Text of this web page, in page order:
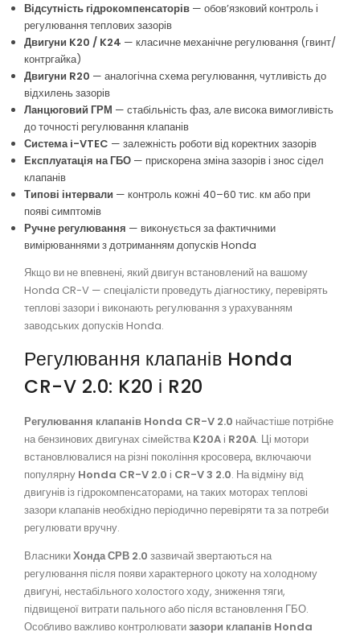
Відсутність гідрокомпенсаторів — обов’язковий контроль і
регулювання теплових зазорів
Двигуни K20 / K24 — класичне механічне регулювання (гвинт/
контргайка)
Двигуни R20 — аналогічна схема регулювання, чутливість до
відхилень зазорів
Ланцюговий ГРМ — стабільність фаз, але висока вимогливість
до точності регулювання клапанів
Система i-VTEC — залежність роботи від коректних зазорів
Експлуатація на ГБО — прискорена зміна зазорів і знос сідел
клапанів
Типові інтервали — контроль кожні 40–60 тис. км або при
появі симптомів
Ручне регулювання — виконується за фактичними
вимірюваннями з дотриманням допусків Honda
Якщо ви не впевнені, який двигун встановлений на вашому
Honda CR-V — спеціалісти проведуть діагностику, перевірять
теплові зазори і виконають регулювання з урахуванням
заводських допусків Honda.
Регулювання клапанів Honda
CR-V 2.0: K20 і R20
Регулювання клапанів Honda CR-V 2.0 найчастіше потрібне
на бензинових двигунах сімейства K20A і R20A. Ці мотори
встановлювалися на різні покоління кросовера, включаючи
популярну Honda CR-V 2.0 і CR-V 3 2.0. На відміну від
двигунів із гідрокомпенсаторами, на таких моторах теплові
зазори клапанів необхідно періодично перевіряти та за потреби
регулювати вручну.
ВласникиХонда СРВ 2.0 зазвичай звертаються на
регулювання після появи характерного цокоту на холодному
двигуні, нестабільного холостого ходу, зниження тяги,
підвищеної витрати пального або після встановлення ГБО.
Особливо важливо контролюватизазори клапанів Honda